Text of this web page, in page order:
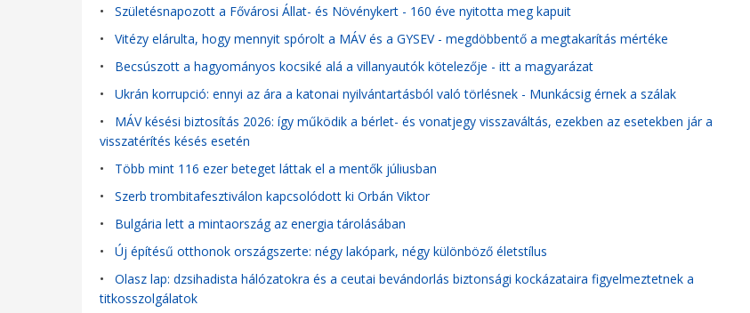
• Születésnapozott a Fővárosi Állat- és Növénykert - 160 éve nyitotta meg kapuit
• Vitézy elárulta, hogy mennyit spórolt a MÁV és a GYSEV - megdöbbentő a megtakarítás mértéke
• Becsúszott a hagyományos kocsiké alá a villanyautók kötelezője - itt a magyarázat
• Ukrán korrupció: ennyi az ára a katonai nyilvántartásból való törlésnek - Munkácsig érnek a szálak
• MÁV késési biztosítás 2026: így működik a bérlet- és vonatjegy visszaváltás, ezekben az esetekben jár a
visszatérítés késés esetén
• Több mint 116 ezer beteget láttak el a mentők júliusban
• Szerb trombitafesztiválon kapcsolódott ki Orbán Viktor
• Bulgária lett a mintaország az energia tárolásában
• Új építésű otthonok országszerte: négy lakópark, négy különböző életstílus
• Olasz lap: dzsihadista hálózatokra és a ceutai bevándorlás biztonsági kockázataira figyelmeztetnek a
titkosszolgálatok